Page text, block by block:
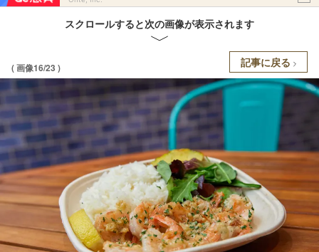
スクロールすると次の画像が表示されます
( 画像16/23 ) 記事に戻る